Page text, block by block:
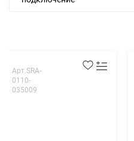
Арт.SRA-
0110-
035009